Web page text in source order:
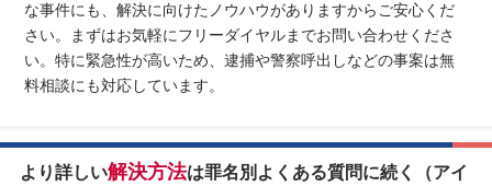
な事件にも、解決に向けたノウハウがありますからご安心くだ
さい。まずはお気軽にフリーダイヤルまでお問い合わせくださ
い。特に緊急性が高いため、逮捕や警察呼出しなどの事案は無
料相談にも対応しています。
より詳しい解決方法は罪名別よくある質問に続く（アイ